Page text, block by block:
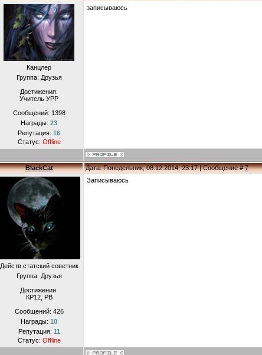
Канцлер
Группа: Друзья
Достижения:
Учитель УРР
Сообщений: 1398
Награды: 23
Репутация: 16
Статус: Offline
записываюсь
BlackCat Дата: Понедельник, 08.12.2014, 23:17 | Сообщение #7
Действ.статский советник
Группа: Друзья
Достижения:
КР12, РВ
Сообщений: 426
Награды: 10
Репутация: 11
Статус: Offline
Записываюсь